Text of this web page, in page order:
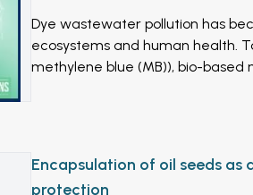
Dye wastewater pollution has
ecosystems and human health.
methylene blue (MB)), bio-based
through HCl-assisted SiO2
reaches 91.75% under optimised
Encapsulation of oil seeds
protection